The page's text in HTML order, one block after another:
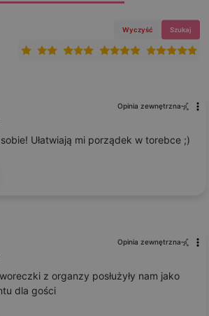
Wyczyść Szukaj
Opinia zewnętrzna
Ułatwiają mi porządek w torebce ;)
Opinia zewnętrzna
z organzy posłużyły nam jako
dla gości